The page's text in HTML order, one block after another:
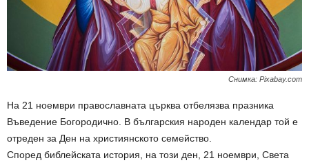
Снимка: Pixabay.com
На 21 ноември православната църква отбелязва празника
Въведение Богородично. В българския народен календар той е
отреден за Ден на християнското семейство.
Според библейската история, на този ден, 21 ноември, Света